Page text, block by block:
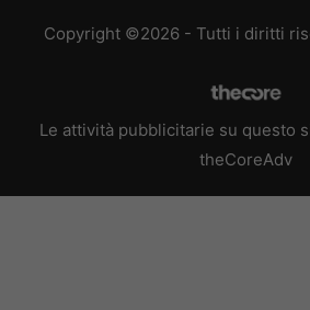
Copyright ©2026 - Tutti i diritti
Le attività pubblicitarie su questo
theCoreAdv